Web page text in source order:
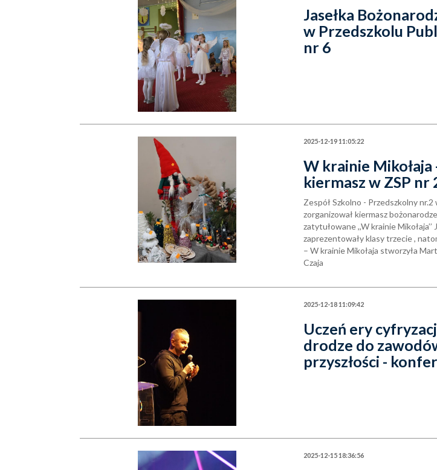
Jasełka
w Przedszkolu
nr 6
2025-12-19 11:05:22
W krainie Mikołaja
kiermasz w ZSP nr
Zespół Szkolno - Przedszkolny
zorganizował kiermasz
zatytułowane ,,W krainie Mikołaja’’
zaprezentowały klasy trzecie ,
– W krainie Mikołaja stworzyła
Czaja
2025-12-18 11:09:42
Uczeń ery
drodze do
przyszłości -
2025-12-15 18:36:56